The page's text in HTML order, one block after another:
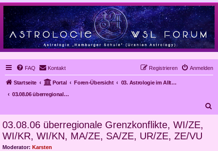
FAQ Kontakt Anmelden
Registrieren
Startseite Portal Foren-Übersicht
03. Astrologie im Alltag, Mundanastrologie, Stundenastrologie, Objekt-Astrologie
03.08.06 überregionale Grenzkonflikte, WI/ZE, WI/KR, WI/KN, MA/ZE, SA/ZE, UR/ZE, ZE/VU
03.08.06 überregionale Grenzkonflikte, WI/ZE,
WI/KR, WI/KN, MA/ZE, SA/ZE, UR/ZE, ZE/VU
Moderator: Karsten